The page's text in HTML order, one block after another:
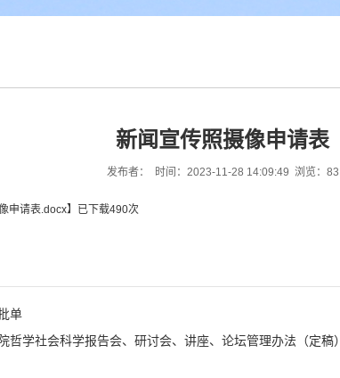
新闻宣传照摄像申请表
发布者： 时间：2023-11-28 14:09:49 浏览： 83
申请表.docx】已下载490次
单
哲学社会科学报告会、研讨会、讲座、论坛管理办法（定稿）